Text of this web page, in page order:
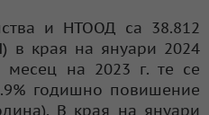
и НТООД са 38.812
в края на януари 2024
на 2023 г. те се
годишно повишение
В края на януари